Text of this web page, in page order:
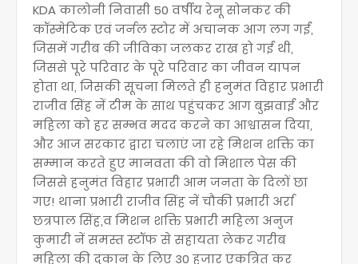
KDA कालोनी निवासी 50 वर्षीय रेनू सोनकर की
कॉस्मेटिक एवं जर्नल स्टोर में अचानक आग लग गई,
जिसमें गरीब की जीविका जलकर राख हो गई थी,
जिससे पूरे परिवार के पूरे परिवार का जीवन यापन
होता था, जिसकी सूचना मिलते ही हनुमंत विहार प्रभारी
राजीव सिंह नें टीम के साथ पहुंचकर आग बुझवाई और
महिला को हर सम्भव मदद करने का आश्वासन दिया,
और आज सरकार द्वारा चलाएं जा रहे मिशन शक्ति का
सम्मान करते हुए मानवता की वो मिशाल पेस की
जिससे हनुमंत विहार प्रभारी आम जनता के दिलों छा
गए! थाना प्रभारी राजीव सिंह नें चौकी प्रभारी अर्रा
छत्रपाल सिंह,व मिशन शक्ति प्रभारी महिला अनुज
कुमारी नें समस्त स्टॉफ से सहायता लेकर गरीब
महिला की दुकान के लिए 30 हजार एकत्रित कर